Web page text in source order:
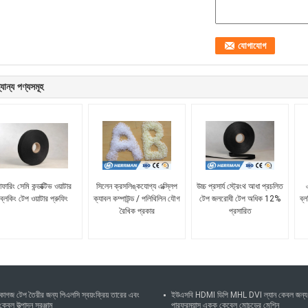
পণ্যসমূহ
সেমি কন্ডাক্টিভ ওয়াটার
ব্লকিং টেপ ওয়াটার প্রুফিং
সিলেন ক্রসলিঙ্কযোগ্য এক্স্লিপ
ক্যাবল কম্পাউন্ড / পলিথিলিন যৌগ
রৈখিক প্রকার
উচ্চ প্রসার্য স্ট্রেংথ আধা প্রচলিত
টেপ জলরোধী টেপ অধিক 12%
প্রসারিত
কাগজ টেপ তৈরীর জন্য পিএলসি স্বয়ংক্রিয় তারের এবং
কেবল উত্পাদন সরঞ্জাম
ইউএসবি HDMI ডিপি MHL DVI ল্যান কেবল জন্য
পারফরম্যান্স একক কেবেল মোচড়ের মেশিন